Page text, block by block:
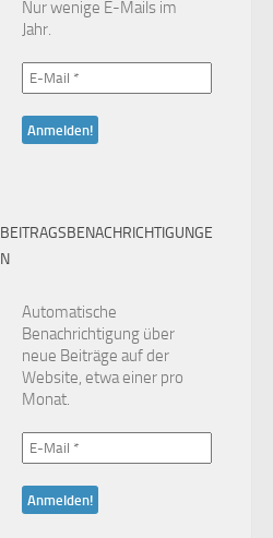
Nur wenige E-Mails im
Jahr.
BEITRAGSBENACHRICHTIGUNGE
N
Automatische
Benachrichtigung über
neue Beiträge auf der
Website, etwa einer pro
Monat.